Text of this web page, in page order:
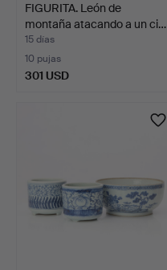
FIGURITA. León de
montaña atacando a un ci…
15 días
10 pujas
301 USD